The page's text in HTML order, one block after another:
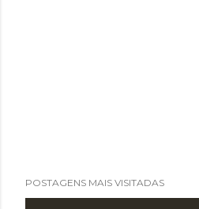
POSTAGENS MAIS VISITADAS